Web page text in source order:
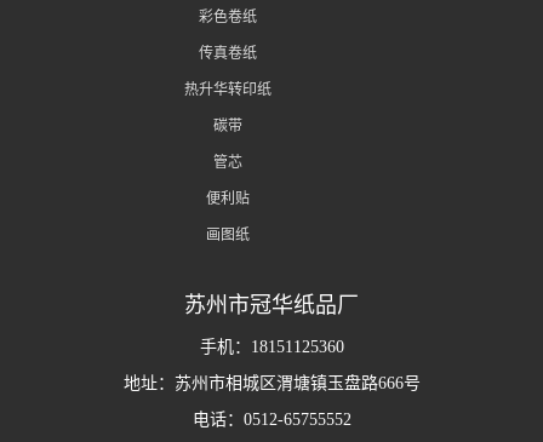
彩色卷纸
传真卷纸
热升华转印纸
碳带
管芯
便利贴
画图纸
苏州市冠华纸品厂
手机：18151125360
地址：苏州市相城区渭塘镇玉盘路666号
电话：0512-65755552